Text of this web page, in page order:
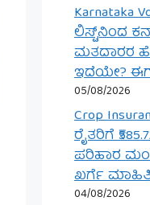
Karnataka
ಲಿಸ್ಟ್‌ನಿಂದ
ಮತದಾರರ
ಇದೆಯೇ?
05/08/2026
Crop
ರೈತರಿಗೆ
ಪರಿಹಾರ
ಖರ್ಗೆ
04/08/2026